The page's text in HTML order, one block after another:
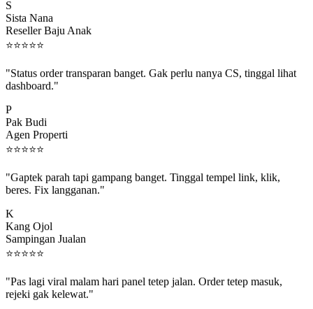
Sista Nana
Reseller Baju Anak
⭐⭐⭐⭐⭐
dashboard."
Pak Budi
Agen Properti
⭐⭐⭐⭐⭐
beres. Fix langganan."
Kang Ojol
Sampingan Jualan
⭐⭐⭐⭐⭐
rejeki gak kelewat."